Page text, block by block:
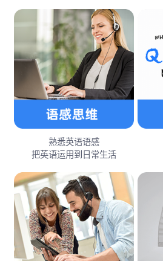
熟悉英语语感
把英语运用到日常生活